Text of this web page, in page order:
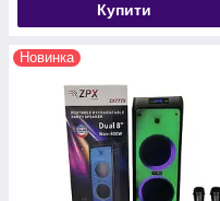
Купити
Новинка